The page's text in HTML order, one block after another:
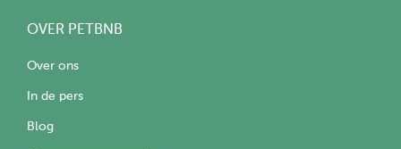
OVER PETBNB
Over ons
In de pers
Blog